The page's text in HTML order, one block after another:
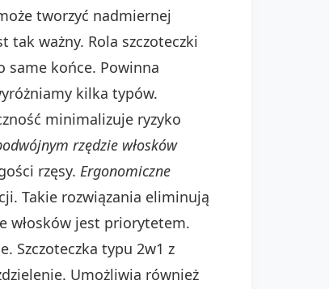
tworzyć nadmiernej
ważny. Rola szczoteczki
same końce. Powinna
kilka typów.
minimalizuje ryzyko
rzędzie włosków
rzęsy. Ergonomiczne
Takie rozwiązania eliminują
włosków jest priorytetem.
Szczoteczka typu 2w1 z
Umożliwia również